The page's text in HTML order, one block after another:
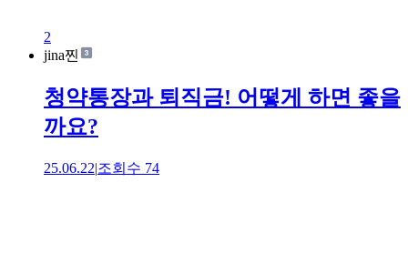
2
jina찐
청약통장과 퇴직금! 어떻게 하면 좋을
까요?
25.06.22|조회수 74